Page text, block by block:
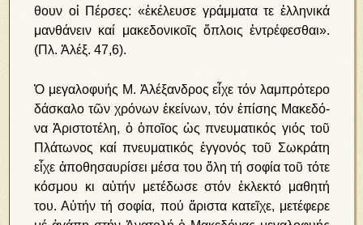
θουν οἱ Πέρ­σες: «ἐ­κέ­λευ­σε γράμ­μα­τα τε ἑλ­λη­νι­κά
μαν­θά­νειν καί μα­κε­δο­νι­κοῖς ὅ­πλοις ἐν­τρέ­φε­σθαι».
(Πλ. Ἀ­λέξ. 47,6).
Ὁ με­γα­λο­φυ­ής Μ. Ἀ­λέ­ξαν­δρος εἶ­χε τόν λαμ­πρό­τε­ρο
δά­σκα­λο τῶν χρό­νων ἐ­κεί­νων, τόν ἐ­πί­σης Μα­κε­δό­
να Ἀ­ρι­στο­τέ­λη, ὁ ὁ­ποῖ­ος ὡς πνευ­μα­τι­κός γιός τοῦ
Πλά­τω­νος καί πνευ­μα­τι­κός ἐγ­γο­νός τοῦ Σω­κρά­τη
εἶ­χε ἀ­πο­θη­σαυ­ρί­σει μέ­σα του ὅ­λη τή σο­φί­α τοῦ τό­τε
κό­σμου κι αὐ­τήν με­τέ­δω­σε στόν ἐ­κλε­κτό μα­θη­τή
του. Αὐ­τήν τή σο­φί­α, πού ἄ­ρι­στα κα­τεῖ­χε, με­τέ­φε­ρε